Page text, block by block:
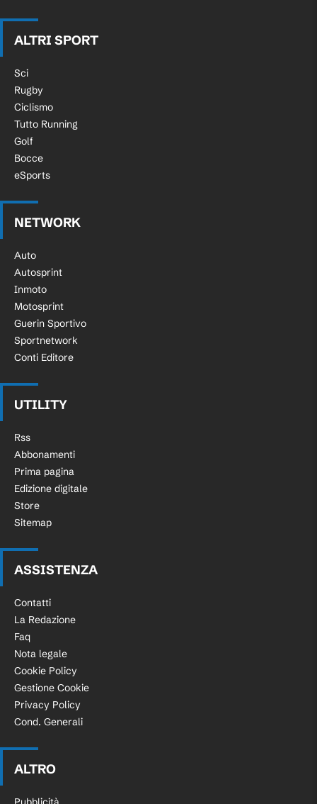
ALTRI SPORT
Sci
Rugby
Ciclismo
Tutto Running
Golf
Bocce
eSports
NETWORK
Auto
Autosprint
Inmoto
Motosprint
Guerin Sportivo
Sportnetwork
Conti Editore
UTILITY
Rss
Abbonamenti
Prima pagina
Edizione digitale
Store
Sitemap
ASSISTENZA
Contatti
La Redazione
Faq
Nota legale
Cookie Policy
Gestione Cookie
Privacy Policy
Cond. Generali
ALTRO